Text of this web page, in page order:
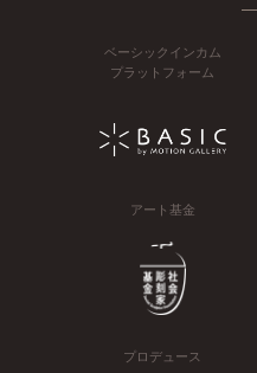
ベーシックインカム
プラットフォーム
アート基金
プロデュース